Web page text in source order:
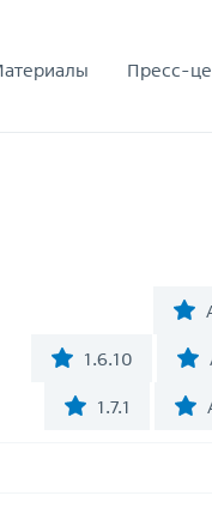
Пресс-
1.6.10
1.7.1